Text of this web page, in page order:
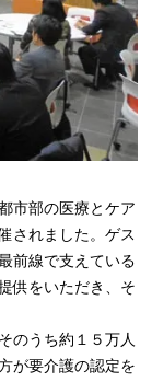
市部の医療とケア
されました。ゲス
前線で支えている
供をいただき、そ
のうち約１５万人
が要介護の認定を